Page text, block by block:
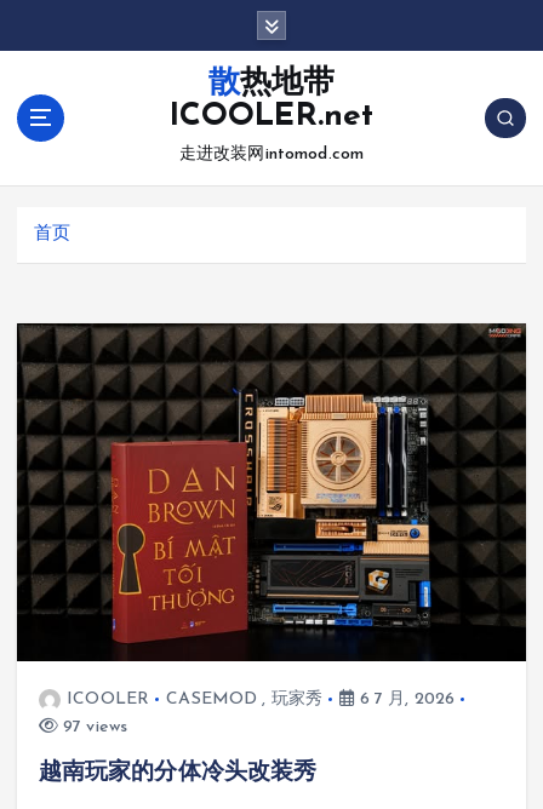
散热地带
ICOOLER.net
走进改装网intomod.com
首页
ICOOLER CASEMOD , 玩家秀
6 7 月, 2026
97 views
越南玩家的分体冷头改装秀